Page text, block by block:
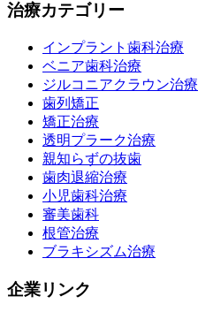
治療カテゴリー
インプラント歯科治療
ベニア歯科治療
ジルコニアクラウン治療
歯列矯正
矯正治療
透明プラーク治療
親知らずの抜歯
歯肉退縮治療
小児歯科治療
審美歯科
根管治療
ブラキシズム治療
企業リンク